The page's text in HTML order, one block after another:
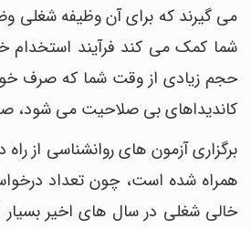
می گیرند که برای آن وظیفه شغلی
شما کمک می کند فرآیند استخدام
حجم زیادی از وقت شما که صرف
کاندیداهای بی صلاحیت می شود،
برگزاری آزمون های روانشناسی از راه
همراه شده است، چون تعداد
خالی شغلی در سال های اخیر بسیار